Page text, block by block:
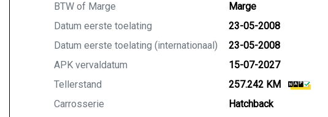
BTW of Marge
Marge
Datum eerste toelating
23-05-2008
Datum eerste toelating (internationaal)
23-05-2008
APK vervaldatum
15-07-2027
Tellerstand
257.242 KM
Carrosserie
Hatchback